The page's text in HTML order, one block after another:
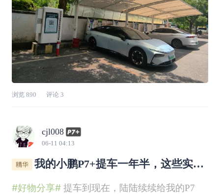
浏览 890 评论 3
cjl008
06-11 04:13
我的小鹏P7+提车一年半，这些实用
#好物分享#提车到现在，陆陆续续给我的P7